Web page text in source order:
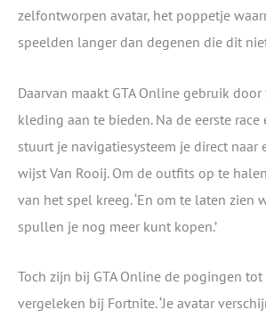
zelfontworpen avatar, het poppetje
speelden langer dan degenen die dit
Daarvan maakt GTA Online gebruik
kleding aan te bieden. Na de eerste race
stuurt je navigatiesysteem je direct naar
wijst Van Rooij. Om de outfits op te
van het spel kreeg. ‘En om te laten zien
spullen je nog meer kunt kopen.’
Toch zijn bij GTA Online de pogingen
vergeleken bij Fortnite. ‘Je avatar